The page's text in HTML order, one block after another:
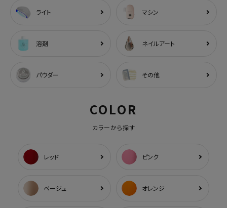
ライト マシン
溶剤 ネイルアート
パウダー その他
COLOR
カラーから探す
レッド ピンク
ベージュ オレンジ